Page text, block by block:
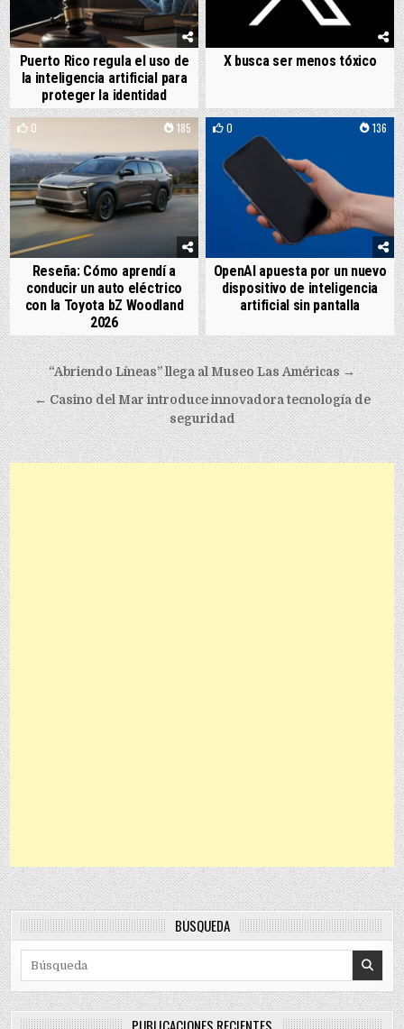
Puerto Rico regula el uso de
la inteligencia artificial para
proteger la identidad
X busca ser menos tóxico
0 185
Reseña: Cómo aprendí a
conducir un auto eléctrico
con la Toyota bZ Woodland
2026
0 136
OpenAI apuesta por un nuevo
dispositivo de inteligencia
artificial sin pantalla
Post navigation
“Abriendo Líneas” llega al Museo Las Américas →
← Casino del Mar introduce innovadora tecnología de
seguridad
BÚSQUEDA